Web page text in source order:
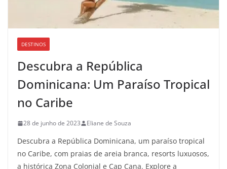
DESTINOS
Descubra a República
Dominicana: Um Paraíso Tropical
no Caribe
28 de junho de 2023 Eliane de Souza
Descubra a República Dominicana, um paraíso tropical
no Caribe, com praias de areia branca, resorts luxuosos,
a histórica Zona Colonial e Cap Cana. Explore a